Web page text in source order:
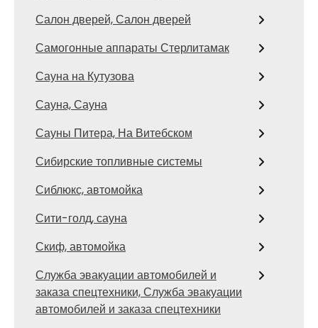
Салон дверей, Салон дверей
Самогонные аппараты Стерлитамак
Сауна на Кутузова
Сауна, Сауна
Сауны Питера, На Витебском
Сибирские топливные системы
Сиблюкс, автомойка
Сити-голд, сауна
Скиф, автомойка
Служба эвакуации автомобилей и
заказа спецтехники, Служба эвакуации
автомобилей и заказа спецтехники